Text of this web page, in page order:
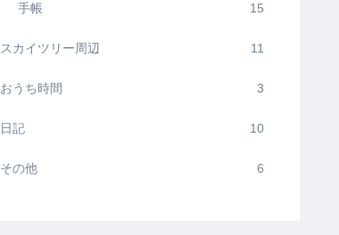
手帳 15
スカイツリー周辺 11
おうち時間 3
日記 10
その他 6